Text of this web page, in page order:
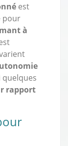
est
pour
à
quelques
rapport